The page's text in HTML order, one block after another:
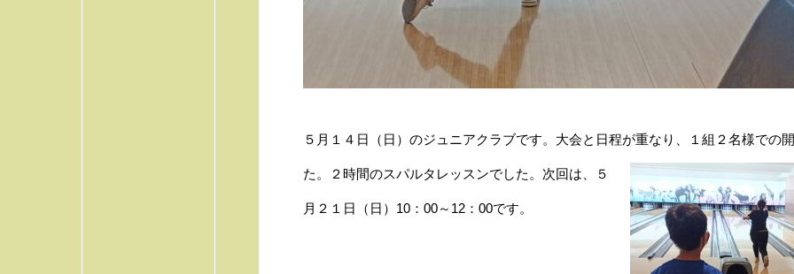
５月１４日（日）のジュニアクラブです。大会と日程が重なり 、１組２名様での
た。２時間のスパルタレッスンでした。次回は、５
月２１日（日）10：00～12：00です。